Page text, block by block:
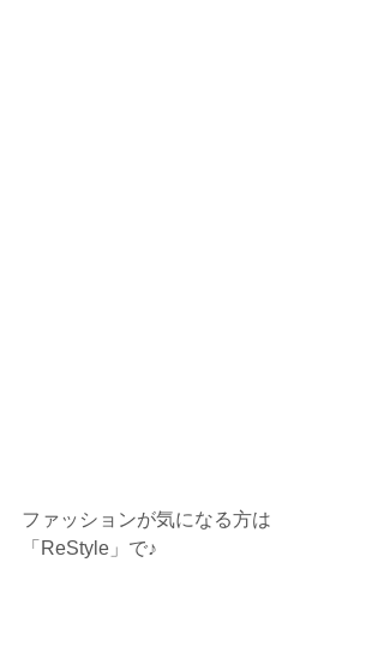
ファッションが気になる方は
「ReStyle」で♪